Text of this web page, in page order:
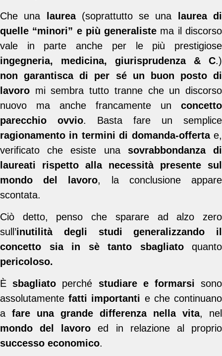
Che una laurea (soprattutto se una laurea di
quelle “minori” e più generaliste ma il discorso
vale in parte anche per le più prestigiose
ingegneria, medicina, giurisprudenza & C.)
non garantisca di per sé un buon posto di
lavoro mi sembra tutto tranne che un discorso
nuovo ma anche francamente un concetto
parecchio ovvio. Basta fare un semplice
ragionamento in termini di domanda-offertae,
verificato che esiste una sovrabbondanza di
laureati rispetto alla necessità presente sul
mondo del lavoro, la conclusione appare
scontata.
Ciò detto, penso che sparare ad alzo zero
sull’inutilità degli studi generalizzando il
concetto sia in sè
tanto sbagliato quanto
pericoloso.
È sbagliato perché studiare e formarsisono
assolutamentefatti importanti e che continuano
a fare una grande differenza nella vita, nel
mondo del lavoroed in relazione al proprio
successo economico.